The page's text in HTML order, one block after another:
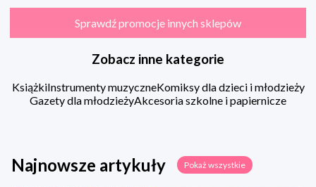
Sprawdź promocje innych sklepów
Zobacz inne kategorie
KsiążkiInstrumenty muzyczneKomiksy dla dzieci i młodzieży
Gazety dla młodzieżyAkcesoria szkolne i papiernicze
Najnowsze artykuły Pokaż wszystkie